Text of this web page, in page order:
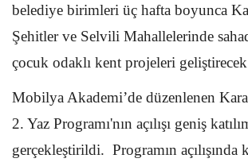
belediye birimleri üç hafta boyunca
Şehitler ve Selvili Mahallelerinde
çocuk odaklı kent projeleri
Mobilya Akademi’de düzenlenen
2. Yaz Programı'nın açılışı geniş
gerçekleştirildi. Programın açılışında